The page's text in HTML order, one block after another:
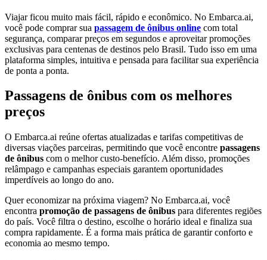
Viajar ficou muito mais fácil, rápido e econômico. No Embarca.ai,
você pode comprar sua passagem de ônibus online com total
segurança, comparar preços em segundos e aproveitar promoções
exclusivas para centenas de destinos pelo Brasil. Tudo isso em uma
plataforma simples, intuitiva e pensada para facilitar sua experiência
de ponta a ponta.
Passagens de ônibus com os melhores
preços
O Embarca.ai reúne ofertas atualizadas e tarifas competitivas de
diversas viações parceiras, permitindo que você encontre passagens
de ônibus com o melhor custo-benefício. Além disso, promoções
relâmpago e campanhas especiais garantem oportunidades
imperdíveis ao longo do ano.
Quer economizar na próxima viagem? No Embarca.ai, você
encontra promoção de passagens de ônibus para diferentes regiões
do país. Você filtra o destino, escolhe o horário ideal e finaliza sua
compra rapidamente. É a forma mais prática de garantir conforto e
economia ao mesmo tempo.